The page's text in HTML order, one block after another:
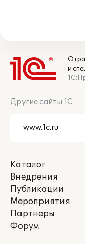
и
Другие сайты 1С
Каталог
Внедрения
Публикации
Мероприятия
Партнеры
Форум